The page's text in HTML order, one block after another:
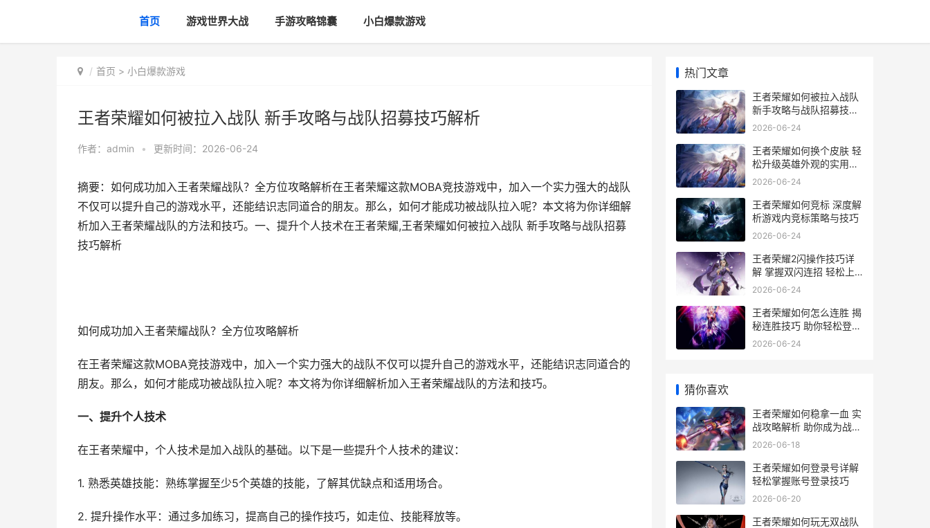
首页 游戏世界大战 手游攻略锦囊 小白爆款游戏
首页 > 小白爆款游戏
王者荣耀如何被拉入战队 新手攻略与战队招募技巧解析
作者： admin • 更新时间：2026-06-24
摘要：如何成功加入王者荣耀战队？全方位攻略解析在王者荣耀这款MOBA竞技游戏中，加入一个实力强大的战队
不仅可以提升自己的游戏水平，还能结识志同道合的朋友。那么，如何才能成功被战队拉入呢？本文将为你详细解
析加入王者荣耀战队的方法和技巧。一、提升个人技术在王者荣耀,王者荣耀如何被拉入战队 新手攻略与战队招募
技巧解析
如何成功加入王者荣耀战队？全方位攻略解析
在王者荣耀这款MOBA竞技游戏中，加入一个实力强大的战队不仅可以提升自己的游戏水平，还能结识志同道合的
朋友。那么，如何才能成功被战队拉入呢？本文将为你详细解析加入王者荣耀战队的方法和技巧。
一、提升个人技术
在王者荣耀中，个人技术是加入战队的基础。以下是一些提升个人技术的建议：
1. 熟悉英雄技能：熟练掌握至少5个英雄的技能，了解其优缺点和适用场合。
2. 提升操作水平：通过多加练习，提高自己的操作技巧，如走位、技能释放等。
热门文章
王者荣耀如何被拉入战队
新手攻略与战队招募技巧
解析
2026-06-24
王者荣耀如何换个皮肤 轻
松升级英雄外观的实用指
南
2026-06-24
王者荣耀如何竞标 深度解
析游戏内竞标策略与技巧
2026-06-24
王者荣耀2闪操作技巧详
解 掌握双闪连招 轻松上
分攻略
2026-06-24
王者荣耀如何怎么连胜 揭
秘连胜技巧 助你轻松登顶
王者峡谷
2026-06-24
猜你喜欢
王者荣耀如何稳拿一血 实
战攻略解析 助你成为战场
一血王
2026-06-18
王者荣耀如何登录号详解
轻松掌握账号登录技巧
2026-06-20
王者荣耀如何玩无双战队